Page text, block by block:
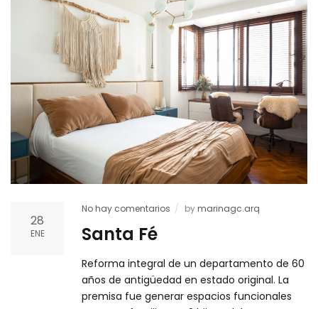
28
ENE
No hay comentarios bymarinagc.arq
Santa Fé
Reforma integral de un departamento de 60
años de antigüedad en estado original. La
premisa fue generar espacios funcionales